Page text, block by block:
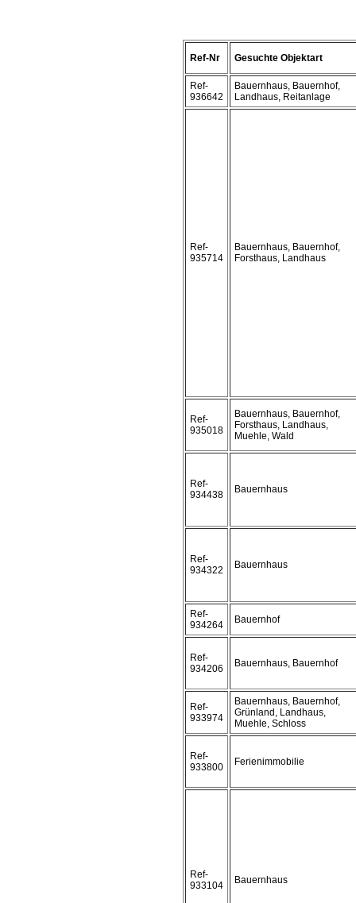
Ref-Nr Gesuchte Objektart
Ref-
936642
Bauernhaus, Bauernhof,
Landhaus, Reitanlage
Ref-
935714
Bauernhaus, Bauernhof,
Forsthaus, Landhaus
Ref-
935018
Bauernhaus, Bauernhof,
Forsthaus, Landhaus,
Muehle, Wald
Ref-
934438
Bauernhaus
Ref-
934322
Bauernhaus
Ref-
934264
Bauernhof
Ref-
934206
Bauernhaus, Bauernhof
Ref-
933974
Bauernhaus, Bauernhof,
Grünland, Landhaus,
Muehle, Schloss
Ref-
933800
Ferienimmobilie
Ref-
933104
Bauernhaus